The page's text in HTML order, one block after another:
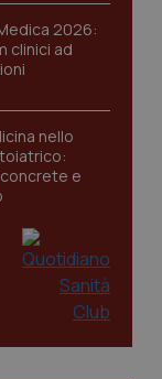
2026:
clinici ad
nello
e